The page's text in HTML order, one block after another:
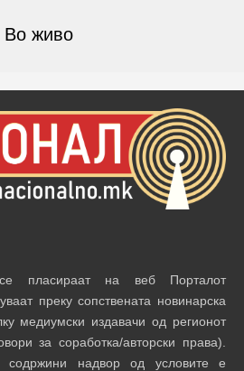
Во живо
пласираат на веб Порталот
преку сопствената новинарска
медиумски издавачи од регионот
за соработка/авторски права).
содржини надвор од условите е